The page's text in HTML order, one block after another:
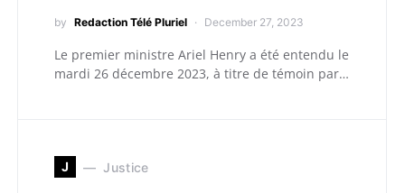
by Redaction Télé Pluriel December 27, 2023
Le premier ministre Ariel Henry a été entendu le
mardi 26 décembre 2023, à titre de témoin par…
J Justice